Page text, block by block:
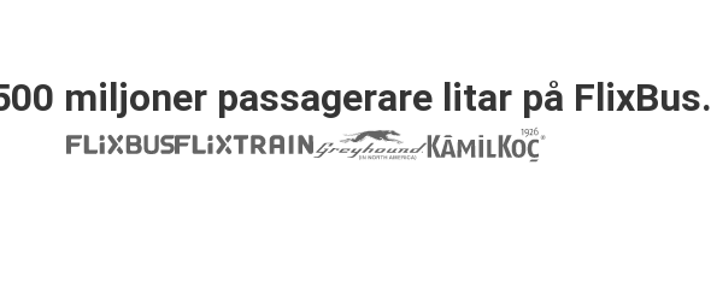
miljoner passagerare litar på FlixBus.